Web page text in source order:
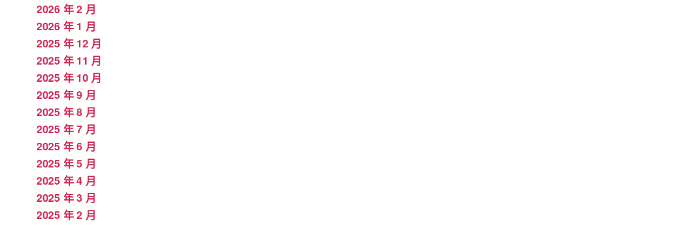
2026 年 2 月
2026 年 1 月
2025 年 12 月
2025 年 11 月
2025 年 10 月
2025 年 9 月
2025 年 8 月
2025 年 7 月
2025 年 6 月
2025 年 5 月
2025 年 4 月
2025 年 3 月
2025 年 2 月